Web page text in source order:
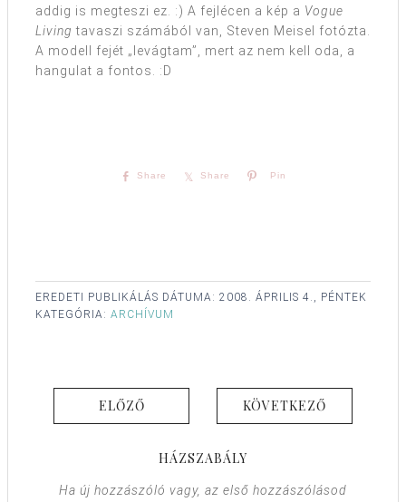
addig is megteszi ez. :) A fejlécen a kép a Vogue
Living tavaszi számából van, Steven Meisel fotózta.
A modell fejét „levágtam”, mert az nem kell oda, a
hangulat a fontos. :D
Share Share Pin
EREDETI PUBLIKÁLÁS DÁTUMA: 2008. ÁPRILIS 4., PÉNTEK
KATEGÓRIA: ARCHÍVUM
ELŐZŐ KÖVETKEZŐ
HÁZSZABÁLY
Ha új hozzászóló vagy, az első hozzászólásod